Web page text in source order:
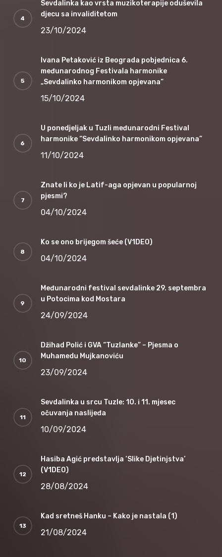
Sevdalinka kao vrsta muzikoterapije oduševila
djecu sa invaliditetom
23/10/2024
Ivana Petaković iz Beograda pobjednica 6.
međunarodnog Festivala harmonike
„Sevdalinko harmonikom opjevana“
15/10/2024
U ponedjeljak u Tuzli međunarodni Festival
harmonike “Sevdalinko harmonikom opjevana”
11/10/2024
Znate li ko je Latif-aga opjevan u popularnoj
pjesmi?
04/10/2024
Ko se ono brijegom šeće (V1DEO)
04/10/2024
Međunarodni festival sevdalinke 29. septembra
u Potocima kod Mostara
24/09/2024
Džihad Polić i GVA “Tuzlanke” – Pjesma o
Muhamedu Mujkanoviću
23/09/2024
Sevdalinka u srcu Tuzle: 10. i 11. mjesec
očuvanja naslijeđa
10/09/2024
Hasiba Agić predstavlja ‘Slike Djetinjstva’
(V1DEO)
28/08/2024
Kad sretneš Hanku – Kako je nastala (1)
21/08/2024